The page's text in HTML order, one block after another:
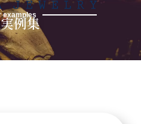
examples
例集